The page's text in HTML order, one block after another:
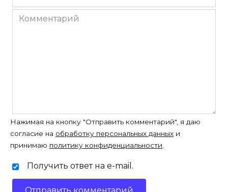
*
Комментарий
Нажимая на кнопку "Отправить комментарий", я даю
согласие на обработку персональных данных и
принимаю политику конфиденциальности.
Получить ответ на e-mail.